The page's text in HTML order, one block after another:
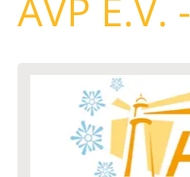
AVP E.V.